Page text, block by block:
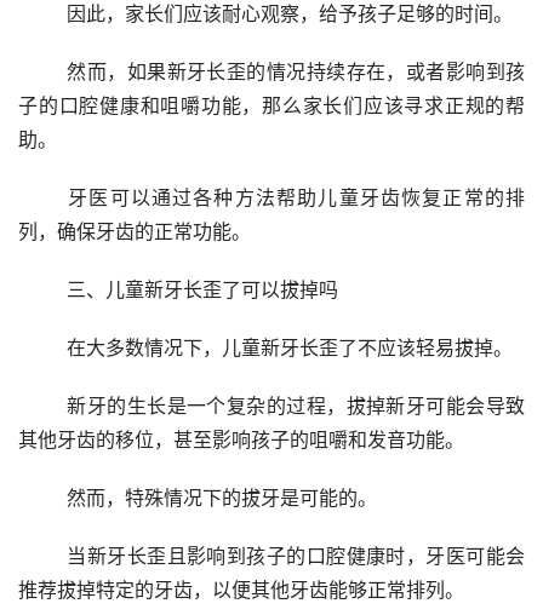
	因此，家长们应该耐心观察，给予孩子足够的时间。
	然而，如果新牙长歪的情况持续存在，或者影响到孩
子的口腔健康和咀嚼功能，那么家长们应该寻求正规的帮
助。
列，确保牙齿的正常功能。
	三、儿童新牙长歪了可以拔掉吗
	在大多数情况下，儿童新牙长歪了不应该轻易拔掉。
	新牙的生长是一个复杂的过程，拔掉新牙可能会导致
其他牙齿的移位，甚至影响孩子的咀嚼和发音功能。
	然而，特殊情况下的拔牙是可能的。
推荐拔掉特定的牙齿，以便其他牙齿能够正常排列。